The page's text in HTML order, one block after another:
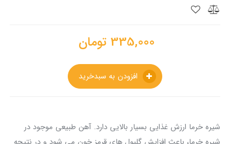
335,000 تومان
شیره خرما ارزش غذایی بسیار بالایی دارد. آهن طبیعی موجود در